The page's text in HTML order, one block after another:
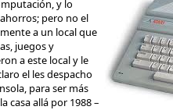
y lo
pero no el
a un local que
juegos y
a este local y le
el les despacho
para ser más
casa allá por 1988 –